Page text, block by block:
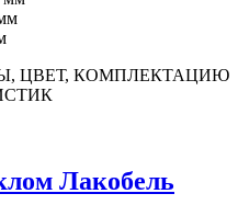
ЦВЕТ, КОМПЛЕКТАЦИЮ
Лакобель